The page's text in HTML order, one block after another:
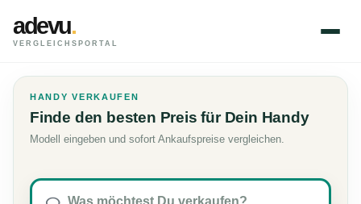
adevu.
VERGLEICHSPORTAL
HANDY VERKAUFEN
Finde den besten Preis für Dein Handy
Modell eingeben und sofort Ankaufspreise vergleichen.